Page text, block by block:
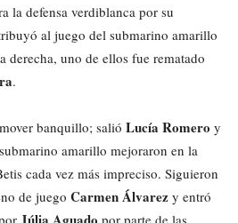
la defensa verdiblanca por su
al juego del submarino amarillo
derecha, uno de ellos fue rematado
.
banquillo; salió Lucía Romero y
amarillo mejoraron en la
cada vez más impreciso. Siguieron
de juego Carmen Álvarez y entró
Júlia Aguado por parte de las